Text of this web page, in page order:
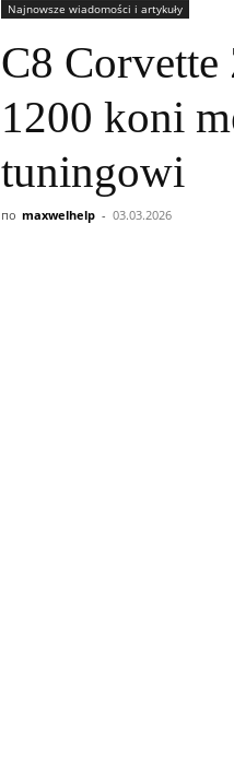
Najnowsze wiadomości i artykuły
C8
1200 koni
tuningowi
по maxwelhelp - 03.03.2026